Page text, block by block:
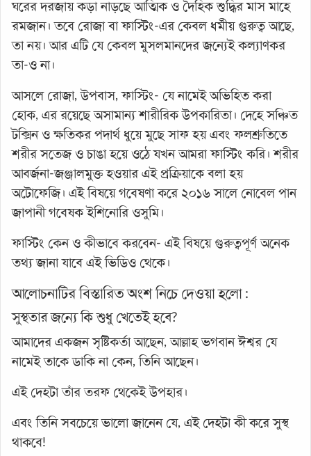
ঘরের দরজায় কড়া নাড়ছে আত্মিক ও দৈহিক শুদ্ধির মাস মাহে
রমজান। তবে রোজা বা ফাস্টিং-এর কেবল ধর্মীয় গুরুত্ব আছে,
তা নয়। আর এটি যে কেবল মুসলমানদের জন্যেই কল্যাণকর
তা-ও না।
আসলে রোজা, উপবাস, ফাস্টিং- যে নামেই অভিহিত করা
হোক, এর রয়েছে অসামান্য শারীরিক উপকারিতা। দেহে সঞ্চিত
টক্সিন ও ক্ষতিকর পদার্থ ধুয়ে মুছে সাফ হয় এবং ফলশ্রুতিতে
শরীর সতেজ ও চাঙা হয়ে ওঠে যখন আমরা ফাস্টিং করি। শরীর
আবর্জনা-জঞ্জালমুক্ত হওয়ার এই প্রক্রিয়াকে বলা হয়
অটোফেজি। এই বিষয়ে গবেষণা করে ২০১৬ সালে নোবেল পান
জাপানী গবেষক ইশিনোরি ওসুমি।
ফাস্টিং কেন ও কীভাবে করবেন- এই বিষয়ে গুরুত্বপূর্ণ অনেক
তথ্য জানা যাবে এই ভিডিও থেকে।
আলোচনাটির বিস্তারিত অংশ নিচে দেওয়া হলো :
সুস্থতার জন্যে কি শুধু খেতেই হবে?
আমাদের একজন সৃষ্টিকর্তা আছেন, আল্লাহ ভগবান ঈশ্বর যে
নামেই তাকে ডাকি না কেন, তিনি আছেন।
এই দেহটা তাঁর তরফ থেকেই উপহার।
এবং তিনি সবচেয়ে ভালো জানেন যে, এই দেহটা কী করে সুস্থ
থাকবে!